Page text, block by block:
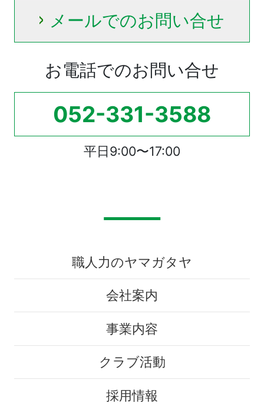
メールでのお問い合せ
お電話でのお問い合せ
052-331-3588
平日9:00〜17:00
職人力のヤマガタヤ
会社案内
事業内容
クラブ活動
採用情報